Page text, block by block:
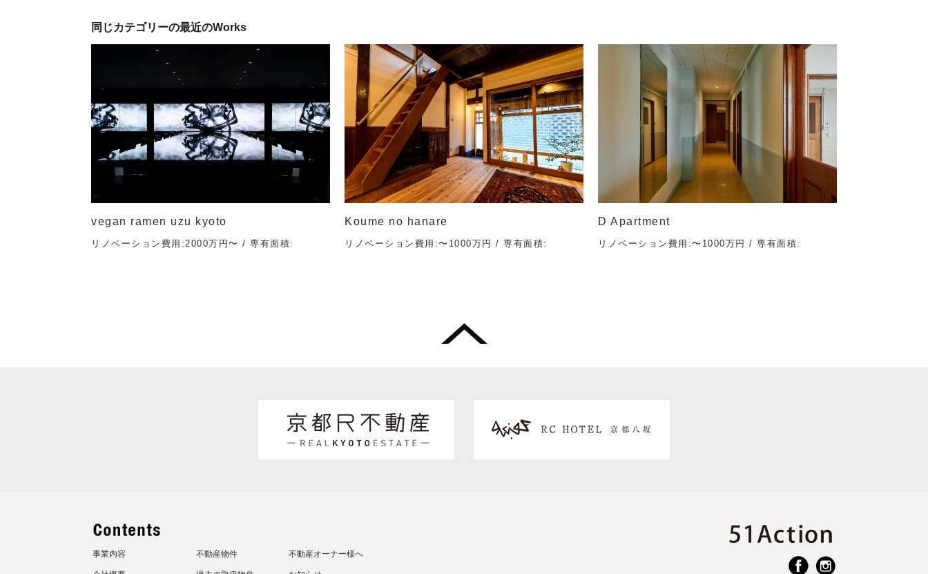
同じカテゴリーの最近のWorks
vegan ramen uzu kyoto
リノベーション費用:2000万円〜 / 専有面積:
Koume no hanare
リノベーション費用:〜1000万円 / 専有面積:
D Apartment
リノベーション費用:〜1000万円 / 専有面積:
事業内容 不動産物件 不動産オーナー様へ